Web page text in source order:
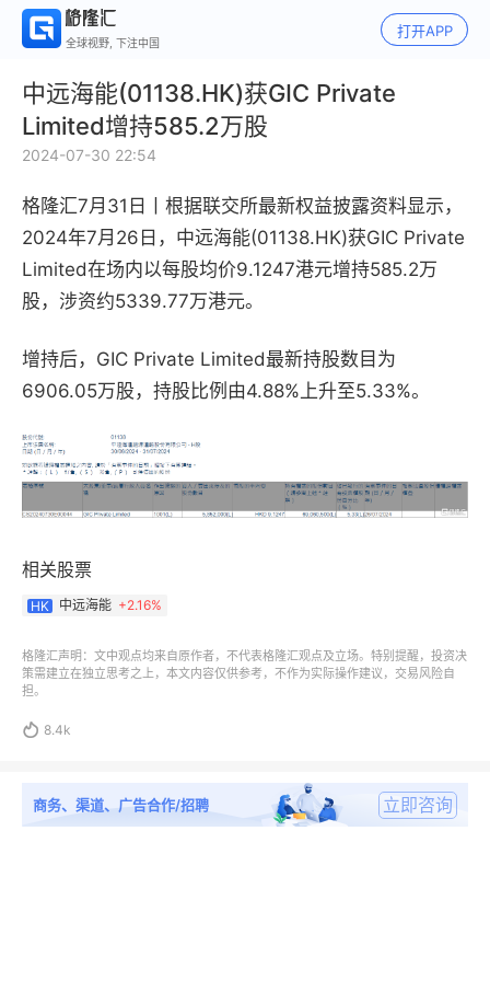
全球视野, 下注中国
打开APP
中远海能(01138.HK)获GIC Private
Limited增持585.2万股
2024-07-30 22:54
格隆汇7月31日丨 根据联交所最新权益披露资料显示，
2024年7月26日，中远海能(01138.HK)获GIC Private
Limited在场内以每股均价9.1247港元增持585.2万
股，涉资约5339.77万港元。
增持后，GIC Private Limited最新持股数目为
6906.05万股，持股比例由4.88%上升至5.33%。
相关股票
HK 中远海能 +2.16%
格隆汇声明：文中观点均来自原作者，不代表格隆汇观点及立场。特别提醒，投资决
策需建立在独立思考之上，本文内容仅供参考，不作为实际操作建议，交易风险自
担。
 8.4k
商务、渠道、广告合作/招聘 立即咨询